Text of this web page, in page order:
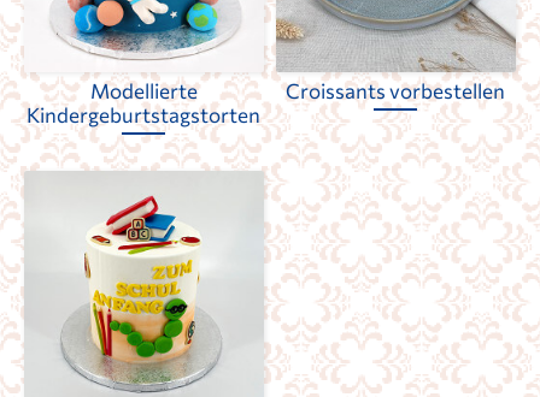
Modellierte
Kindergeburtstagstorten
Croissants vorbestellen